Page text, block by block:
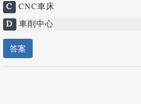
C CNC車床
D 車削中心
答案